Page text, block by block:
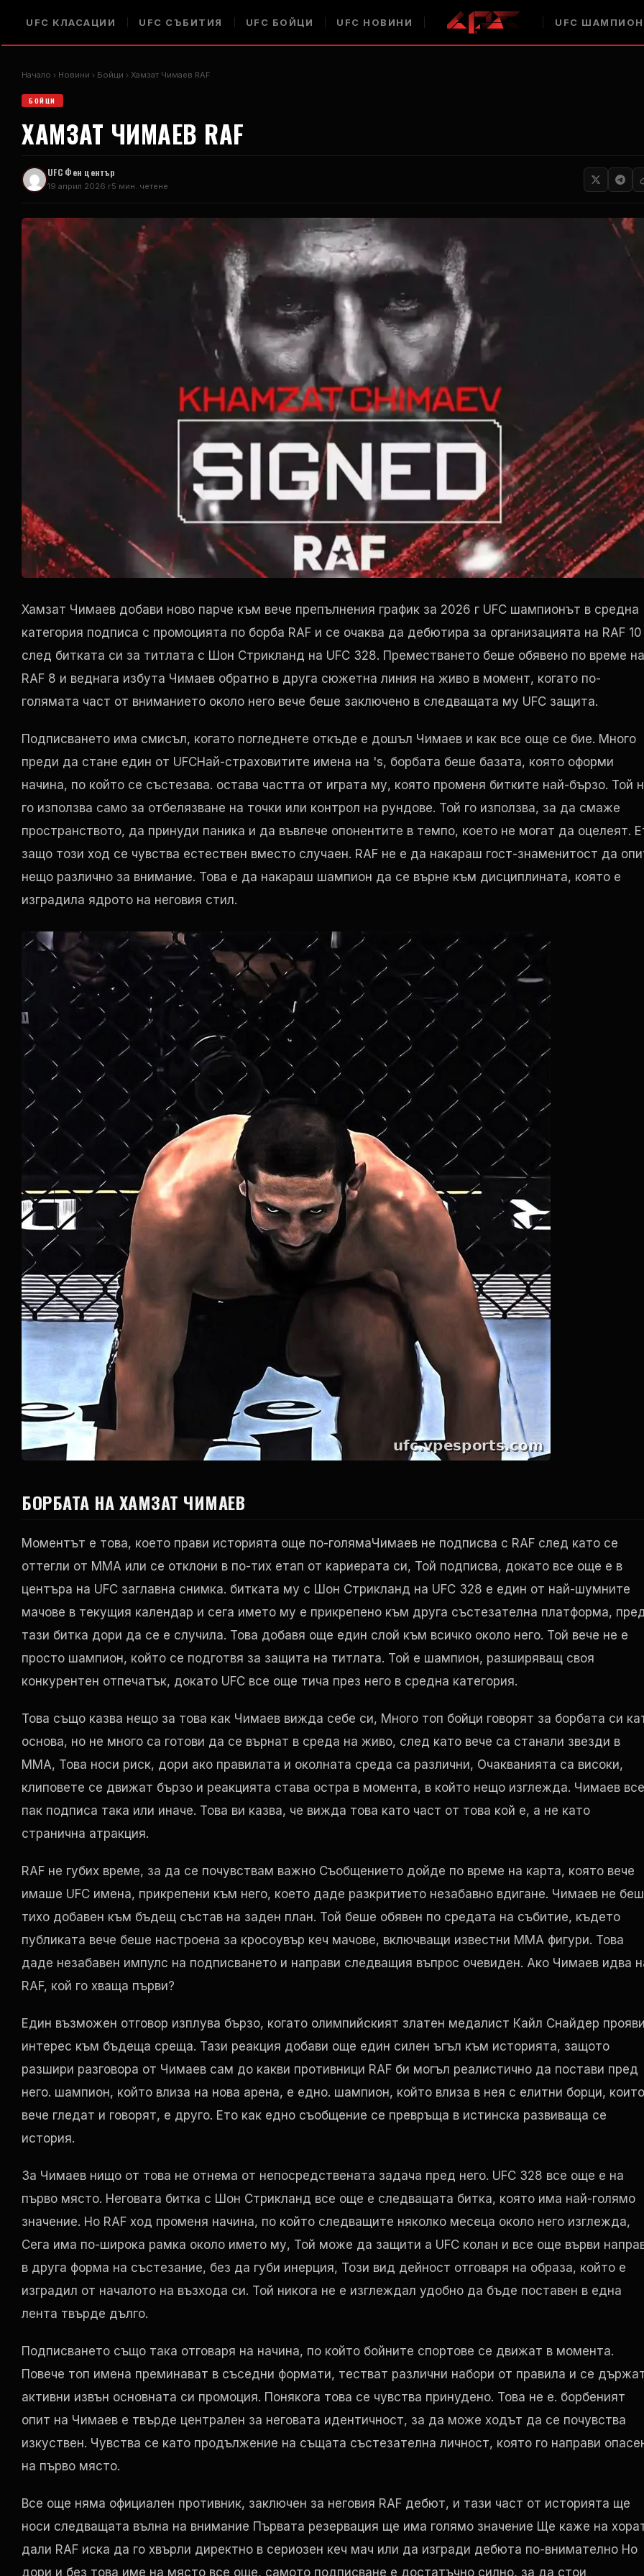
UFC КЛАСАЦИИ UFC СЪБИТИЯ UFC БОЙЦИ UFC НОВИНИ UFC
Начало Новини Бойци Хамзат Чимаев RAF
БОЙЦИ
ХАМЗАТ ЧИМАЕВ RAF
UFCФен център
19 април 2026 г5 мин. четене
Хамзат Чимаев добави ново парче към вече препълнения график за 2026 г UFC шампионът в средна
категория подписа с промоцията по борба RAF и се очаква да дебютира за организацията на RAF 10
след битката си за титлата с Шон Стрикланд на UFC 328. Преместването беше обявено по време на
RAF 8 и веднага избута Чимаев обратно в друга сюжетна линия на живо в момент, когато по-
голямата част от вниманието около него вече беше заключено в следващата му UFC защита.
Подписването има смисъл, когато погледнете откъде е дошъл Чимаев и как все още се бие. Много
преди да стане един от UFCНай-страховитите имена на 's, борбата беше базата, която оформи
начина, по който се състезава. остава частта от играта му, която променя битките най-бързо. Той
го използва само за отбелязване на точки или контрол на рундове. Той го използва, за да смаже
пространството, да принуди паника и да въвлече опонентите в темпо, което не могат да оцелеят.
защо този ход се чувства естествен вместо случаен. RAF не е да накараш гост-знаменитост да
нещо различно за внимание. Това е да накараш шампион да се върне към дисциплината, която е
изградила ядрото на неговия стил.
БОРБАТА НА ХАМЗАТ ЧИМАЕВ
Моментът е това, което прави историята още по-голямаЧимаев не подписва с RAF след като се
оттегли от ММА или се отклони в по-тих етап от кариерата си, Той подписва, докато все още е в
центъра на UFC заглавна снимка. битката му с Шон Стрикланд на UFC 328 е един от най-шумните
мачове в текущия календар и сега името му е прикрепено към друга състезателна платформа,
тази битка дори да се е случила. Това добавя още един слой към всичко около него. Той вече не е
просто шампион, който се подготвя за защита на титлата. Той е шампион, разширяващ своя
конкурентен отпечатък, докато UFC все още тича през него в средна категория.
Това също казва нещо за това как Чимаев вижда себе си, Много топ бойци говорят за борбата си
основа, но не много са готови да се върнат в среда на живо, след като вече са станали звезди в
ММА, Това носи риск, дори ако правилата и околната среда са различни, Очакванията са високи,
клиповете се движат бързо и реакцията става остра в момента, в който нещо изглежда. Чимаев все
пак подписа така или иначе. Това ви казва, че вижда това като част от това кой е, а не като
странична атракция.
RAF не губих време, за да се почувствам важно Съобщението дойде по време на карта, която вече
имаше UFC имена, прикрепени към него, което даде разкритието незабавно вдигане. Чимаев не
тихо добавен към бъдещ състав на заден план. Той беше обявен по средата на събитие, където
публиката вече беше настроена за кросоувър кеч мачове, включващи известни ММА фигури. Това
даде незабавен импулс на подписването и направи следващия въпрос очевиден. Ако Чимаев идва
RAF, кой го хваща първи?
Един възможен отговор изплува бързо, когато олимпийският златен медалист Кайл Снайдер прояви
интерес към бъдеща среща. Тази реакция добави още един силен ъгъл към историята, защото
разшири разговора от Чимаев сам до какви противници RAF би могъл реалистично да постави пред
него. шампион, който влиза на нова арена, е едно. шампион, който влиза в нея с елитни борци, които
вече гледат и говорят, е друго. Ето как едно съобщение се превръща в истинска развиваща се
история.
За Чимаев нищо от това не отнема от непосредствената задача пред него. UFC 328 все още е на
първо място. Неговата битка с Шон Стрикланд все още е следващата битка, която има най-голямо
значение. Но RAF ход променя начина, по който следващите няколко месеца около него изглежда,
Сега има по-широка рамка около името му, Той може да защити а UFC колан и все още върви
в друга форма на състезание, без да губи инерция, Този вид дейност отговаря на образа, който е
изградил от началото на възхода си. Той никога не е изглеждал удобно да бъде поставен в една
лента твърде дълго.
Подписването също така отговаря на начина, по който бойните спортове се движат в момента.
Повече топ имена преминават в съседни формати, тестват различни набори от правила и се
активни извън основната си промоция. Понякога това се чувства принудено. Това не е. борбеният
опит на Чимаев е твърде централен за неговата идентичност, за да може ходът да се почувства
изкуствен. Чувства се като продължение на същата състезателна личност, която го направи
на първо място.
Все още няма официален противник, заключен за неговия RAF дебют, и тази част от историята ще
носи следващата вълна на внимание Първата резервация ще има голямо значение Ще каже на
дали RAF иска да го хвърли директно в сериозен кеч мач или да изгради дебюта по-внимателно Но
дори и без това име на място все още, самото подписване е достатъчно силно, за да стои